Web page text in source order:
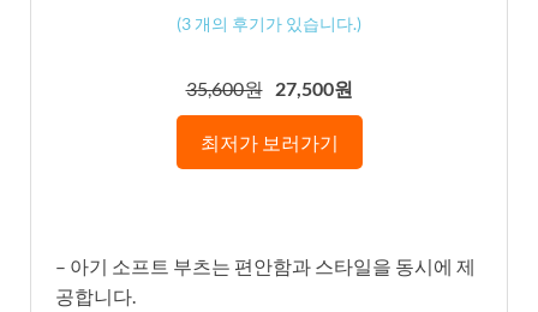
(3 개의 후기가 있습니다.)
35,600원 27,500원
최저가 보러가기
– 아기 소프트 부츠는 편안함과 스타일을 동시에 제
공합니다.